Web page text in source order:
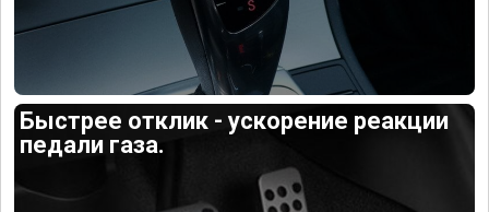
Быстрее отклик - ускорение реакции
педали газа.